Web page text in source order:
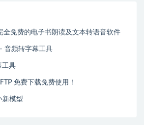
全免费的电子书朗读及文本转语音软件
音频转字幕工具
工具
免费下载免费使用！
新模型